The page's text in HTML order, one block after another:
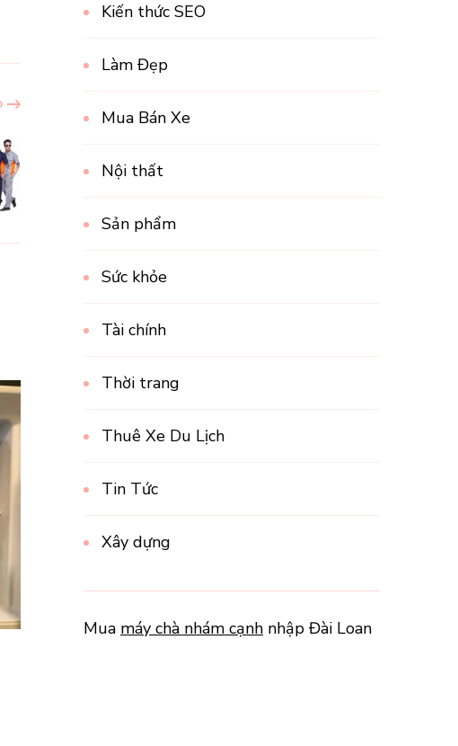
Kiến thức SEO
Làm Đẹp
Mua Bán Xe
Nội thất
Sản phẩm
Sức khỏe
Tài chính
Thời trang
Thuê Xe Du Lịch
Tin Tức
Xây dựng
Mua máy chà nhám cạnh nhập Đài Loan